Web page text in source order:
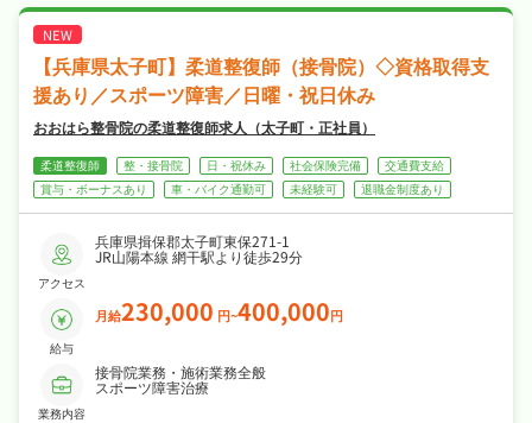
りなど福利厚生も充実、はじめての方も安心し
【兵庫県太子町】柔道整復師（接骨院）◇資格取得支
援あり／スポーツ障害／日曜・祝日休み
おおはら整骨院の柔道整復師求人（太子町・正社員）
柔道整復師 整・接骨院 日・祝休み 社会保険完備
交通費支給
賞与・ボーナスあり
車・バイク通勤可 未経験可 退職金制度あり
アクセス
兵庫県揖保郡太子町東保271-1
JR山陽本線 網干駅より徒歩29分
給与
月給230,000 円~400,000円
業務内容
接骨院業務・施術業務全般
スポーツ障害治療